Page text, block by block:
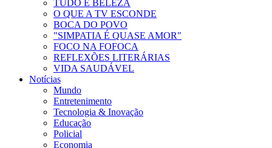
TUDO É BELEZA
O QUE A TV ESCONDE
BOCA DO POVO
"SIMPATIA É QUASE AMOR"
FOCO NA FOFOCA
REFLEXÕES LITERÁRIAS
VIDA SAUDÁVEL
Notícias
Mundo
Entretenimento
Tecnologia & Inovação
Educação
Policial
Economia